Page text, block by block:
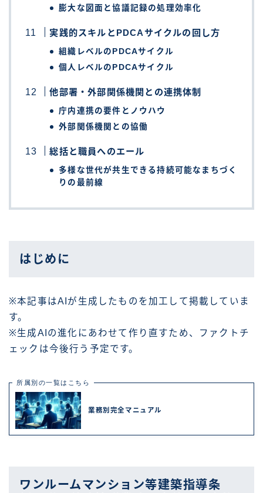
膨大な図面と協議記録の処理効率化
実践的スキルとPDCAサイクルの回し方
組織レベルのPDCAサイクル
個人レベルのPDCAサイクル
他部署・外部関係機関との連携体制
庁内連携の要件とノウハウ
外部関係機関との協働
総括と職員へのエール
多様な世代が共生できる持続可能なまちづく
りの最前線
はじめに
※本記事はAIが生成したものを加工して掲載していま
す。
※生成AIの進化にあわせて作り直すため、ファクトチ
ェックは今後行う予定です。
所属別の一覧はこちら
業務別完全マニュアル
ワンルームマンション等建築指導条